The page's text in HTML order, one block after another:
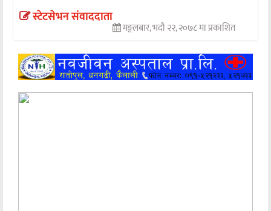
मनोरञ्जन
स्टेटसेभन संवाददाता
मङ्गलबार, भदौ २२, २०७८ मा प्रकाशित